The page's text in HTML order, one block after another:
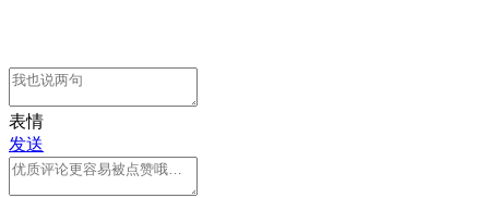
表情
发送